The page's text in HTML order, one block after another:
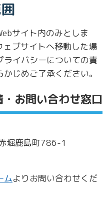
サイト内のみとしま
ェブサイトへ移動した場
イバシーについての責
じめご了承ください。
お問い合わせ窓口
堀鹿島町786-1
ムよりお問い合わせくだ